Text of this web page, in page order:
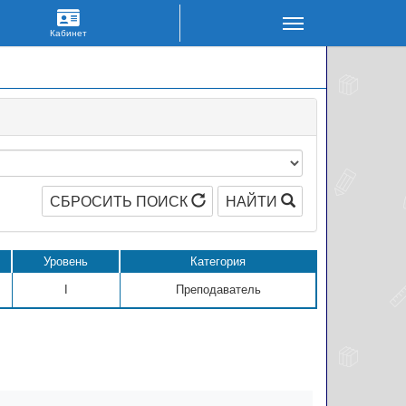
НАЙТИ
СБРОСИТЬ ПОИСК
Уровень Категория
Преподаватель